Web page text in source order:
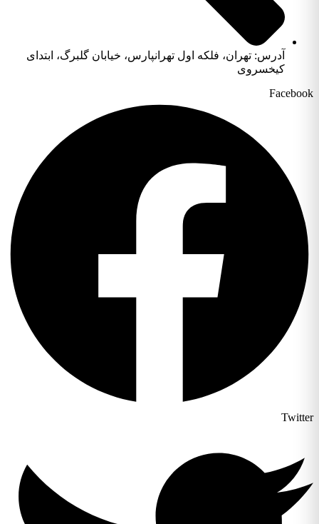
آدرس: تهران، فلکه اول تهرانپارس، خیابان گلبرگ، ابتدای
کیخسروی
Facebook
Twitter